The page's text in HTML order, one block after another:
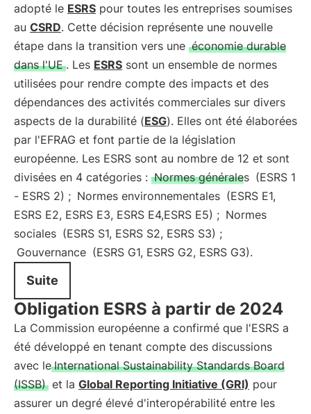
adopté le ESRS pour toutes les entreprises soumises
au CSRD. Cette décision représente une nouvelle
étape dans la transition vers une économie durable
dans l'UE . Les ESRS sont un ensemble de normes
utilisées pour rendre compte des impacts et des
dépendances des activités commerciales sur divers
aspects de la durabilité (ESG). Elles ont été élaborées
par l'EFRAG et font partie de la législation
européenne. Les ESRS sont au nombre de 12 et sont
divisées en 4 catégories : Normes générales (ESRS 1
- ESRS 2) ; Normes environnementales (ESRS E1,
ESRS E2, ESRS E3, ESRS E4,ESRS E5) ; Normes
sociales (ESRS S1, ESRS S2, ESRS S3) ;
Gouvernance (ESRS G1, ESRS G2, ESRS G3).
Suite
Obligation ESRS à partir de 2024
La Commission européenne a confirmé que l'ESRS a
été développé en tenant compte des discussions
avec le International Sustainability Standards Board
(ISSB) et la Global Reporting Initiative (GRI) pour
assurer un degré élevé d'interopérabilité entre les